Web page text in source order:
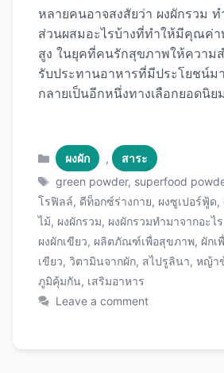
หลายคนอาจสงสัยว่า ผงผักรวม
ส่วนผสมอะไรบ้างที่ทำให้มีคุณค่า
สูง ในยุคที่คนรักสุขภาพให้ความ
รับประทานอาหารที่มีประโยชน์ม
กลายเป็นอีกหนึ่งทางเลือกยอดนิ
คุณภาพที่คุณสามารถเลือกใช้ได้ ผ
อะไร? ผงผักรวม (Green
หรือ Vegetable Powder
เสริมอาหารที่ผลิตจากการนำผักใ
ไม้ สาหร่าย และซูเปอร์ฟู้ดชนิดต่
กระบวนการอาหาร เช่น การทำแ
Freeze Drying หรือ Spray
คุณค่าทางโภชนาการไว้สูงสุด จา
พอหรือต้องการเสริมสารอาหารเ
Categories
ผงผัก ,
สาระ
Tags
green powder, superfood
โรฟิลล์, ดีท็อกซ์ร่างกาย, ผงซูเปอร์ฟู้ด,
ไม้, ผงผักรวม, ผงผักรวมทำมาจากอะไร
ผงผักเขียว, ผลิตภัณฑ์เพื่อสุขภาพ, ผักเ
เขียว, วิตามินจากผัก, สไปรูลินา, หญ้า
ภูมิคุ้มกัน, เสริมอาหาร
Leave a comment